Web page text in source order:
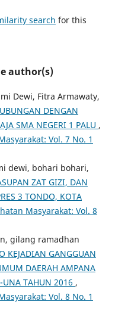
search for this
author(s)
Dewi, Fitra Armawaty,
DENGAN
SMA NEGERI 1 PALU ,
Vol. 7 No. 1
dewi, bohari bohari,
ZAT GIZI, DAN
3 TONDO, KOTA
Masyarakat: Vol. 8
gilang ramadhan
KEJADIAN GANGGUAN
DAERAH AMPANA
UNA TAHUN 2016 ,
Vol. 8 No. 1